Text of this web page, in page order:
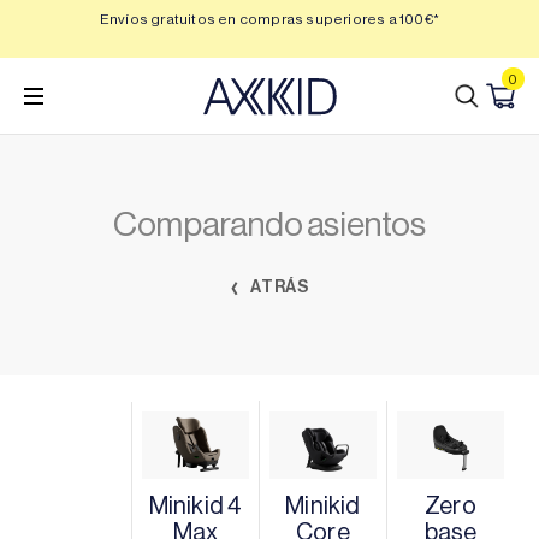
contenido
Envíos gratuitos en compras superiores a 100€*
0
Comparando asientos
ATRÁS
Minikid 4
Max
Minikid
Core
Zero
base